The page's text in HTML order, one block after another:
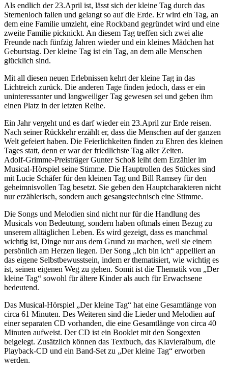
Als endlich der 23.April ist, lässt sich der kleine Tag durch das
Sternenloch fallen und gelangt so auf die Erde. Er wird ein Tag, an
dem eine Familie umzieht, eine Rockband gegründet wird und eine
zweite Familie picknickt. An diesem Tag treffen sich zwei alte
Freunde nach fünfzig Jahren wieder und ein kleines Mädchen hat
Geburtstag. Der kleine Tag ist ein Tag, an dem alle Menschen
glücklich sind.
Mit all diesen neuen Erlebnissen kehrt der kleine Tag in das
Lichtreich zurück. Die anderen Tage finden jedoch, dass er ein
uninteressanter und langweiliger Tag gewesen sei und geben ihm
einen Platz in der letzten Reihe.
Ein Jahr vergeht und es darf wieder ein 23.April zur Erde reisen.
Nach seiner Rückkehr erzählt er, dass die Menschen auf der ganzen
Welt gefeiert haben. Die Feierlichkeiten finden zu Ehren des kleinen
Tages statt, denn er war der friedlichste Tag aller Zeiten.
Adolf-Grimme-Preisträger Gunter Schoß leiht dem Erzähler im
Musical-Hörspiel seine Stimme. Die Hauptrollen des Stückes sind
mit Lucie Schäfer für den kleinen Tag und Bill Ramsey für den
geheimnisvollen Tag besetzt. Sie geben den Hauptcharakteren nicht
nur erzählerisch, sondern auch gesangstechnisch eine Stimme.
Die Songs und Melodien sind nicht nur für die Handlung des
Musicals von Bedeutung, sondern haben oftmals einen Bezug zu
unserem alltäglichen Leben. Es wird gezeigt, dass es manchmal
wichtig ist, Dinge nur aus dem Grund zu machen, weil sie einem
persönlich am Herzen liegen. Der Song „Ich bin ich“ appelliert an
das eigene Selbstbewusstsein, indem er thematisiert, wie wichtig es
ist, seinen eigenen Weg zu gehen. Somit ist die Thematik von „Der
kleine Tag“ sowohl für ältere Kinder als auch für Erwachsene
bedeutend.
Das Musical-Hörspiel „Der kleine Tag“ hat eine Gesamtlänge von
circa 61 Minuten. Des Weiteren sind die Lieder und Melodien auf
einer separaten CD vorhanden, die eine Gesamtlänge von circa 40
Minuten aufweist. Der CD ist ein Booklet mit den Songexten
beigelegt. Zusätzlich können das Textbuch, das Klavieralbum, die
Playback-CD und ein Band-Set zu „Der kleine Tag“ erworben
werden.